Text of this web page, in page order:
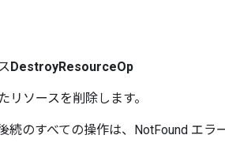
DestroyResourceOp
リソースを削除します。
続のすべての操作は、NotFound エラ